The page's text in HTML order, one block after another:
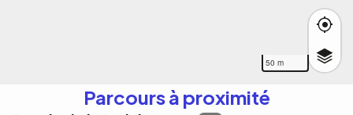
50 m
Parcours à proximité